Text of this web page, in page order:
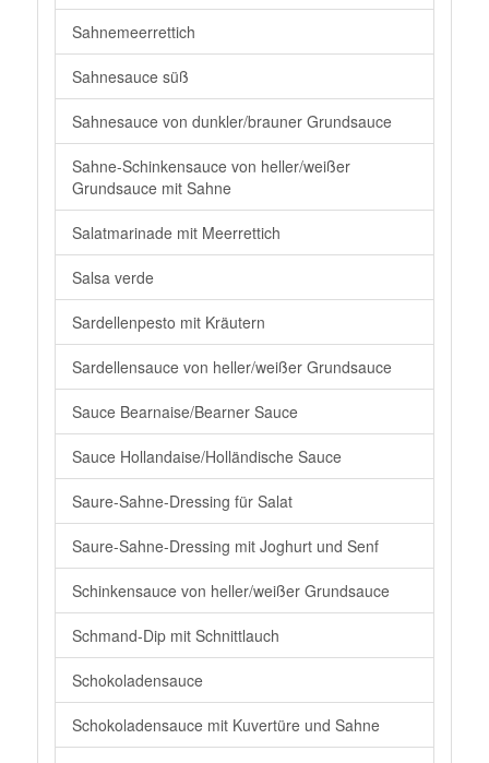
Sahnemeerrettich
Sahnesauce süß
Sahnesauce von dunkler/brauner Grundsauce
Sahne-Schinkensauce von heller/weißer
Grundsauce mit Sahne
Salatmarinade mit Meerrettich
Salsa verde
Sardellenpesto mit Kräutern
Sardellensauce von heller/weißer Grundsauce
Sauce Bearnaise/Bearner Sauce
Sauce Hollandaise/Holländische Sauce
Saure-Sahne-Dressing für Salat
Saure-Sahne-Dressing mit Joghurt und Senf
Schinkensauce von heller/weißer Grundsauce
Schmand-Dip mit Schnittlauch
Schokoladensauce
Schokoladensauce mit Kuvertüre und Sahne